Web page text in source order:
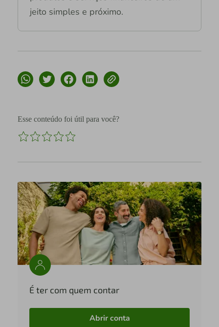
jeito simples e próximo.
Esse conteúdo foi útil para você?
É ter com quem contar
Abrir conta